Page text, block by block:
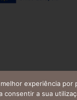
experiência por
consentir a sua